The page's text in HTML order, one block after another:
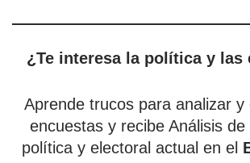
¿Te interesa la política y las
Aprende trucos para analizar y
encuestas y recibe Análisis de
política y electoral actual en el